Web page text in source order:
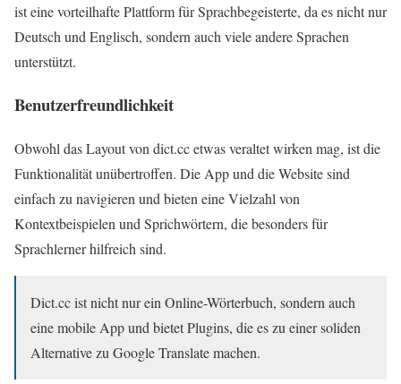
ist eine vorteilhafte Plattform für Sprachbegeisterte, da es nicht nur
Deutsch und Englisch, sondern auch viele andere Sprachen
unterstützt.
Benutzerfreundlichkeit
Obwohl das Layout von dict.cc etwas veraltet wirken mag, ist die
Funktionalität unübertroffen. Die App und die Website sind
einfach zu navigieren und bieten eine Vielzahl von
Kontextbeispielen und Sprichwörtern, die besonders für
Sprachlerner hilfreich sind.
Dict.cc ist nicht nur ein Online-Wörterbuch, sondern auch
eine mobile App und bietet Plugins, die es zu einer soliden
Alternative zu Google Translate machen.